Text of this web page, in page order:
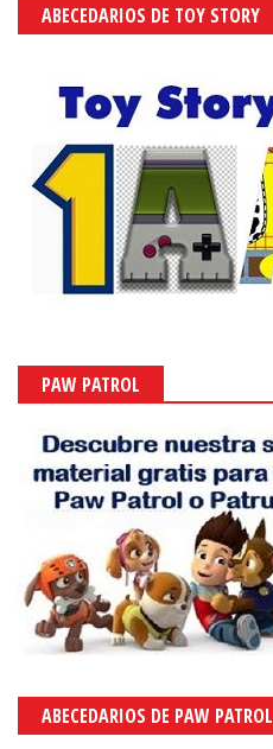
ABECEDARIOS DE TOY STORY
PAW PATROL
ABECEDARIOS DE PAW PATROL